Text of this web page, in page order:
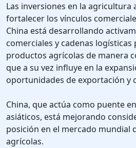
Las inversiones en la agricultura
fortalecer los vínculos
China está desarrollando
comerciales y cadenas logísticas
productos agrícolas de manera
que a su vez influye en la
oportunidades de exportación y
China, que actúa como puente
asiáticos, está mejorando
posición en el mercado mundial
agrícolas.